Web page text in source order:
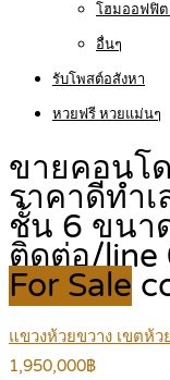
โฮมออฟฟิต
อื่นๆ
รับโพสต์อสังหา
หวยฟรี หวยแม่นๆ
ขายคอนโ
ราคาดีทำ
ชั้น 6 ขนา
ติดต่อ/line
For Sale
แขวงห้วยขวาง เขตห้
1,950,000฿